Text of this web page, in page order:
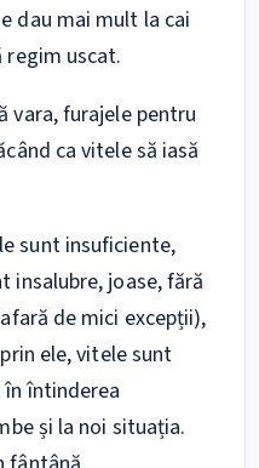
dau mai mult la cai
regim uscat.
vara, furajele pentru
ca vitele să iasă
sunt insuficiente,
insalubre, joase, fără
de mici excepții),
ele, vitele sunt
întinderea
și la noi situația.